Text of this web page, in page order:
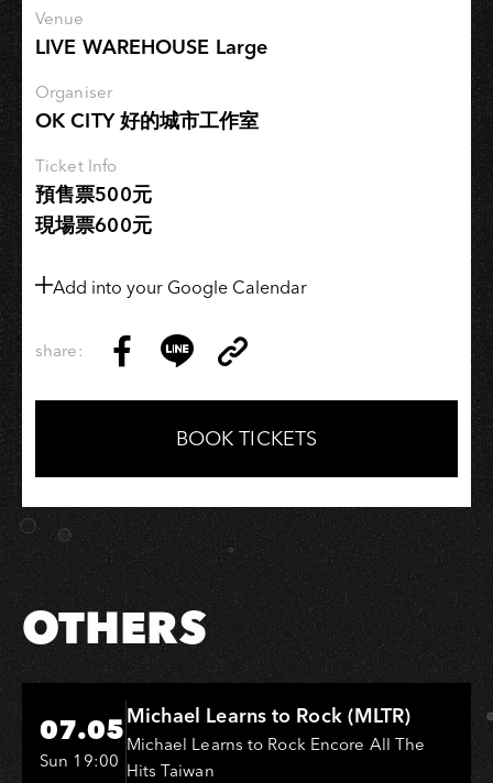
Venue
LIVE WAREHOUSE Large
Organiser
OK CITY 好的城市工作室
Ticket Info
預售票500元
現場票600元
Add into your Google Calendar
share:
on
Facebook
on
LINE
Link
Copy
BOOK TICKETS
OTHERS
Hi-Ing Music Hall
07.05
Sun 19:00
Michael Learns to Rock (MLTR)
Michael Learns to Rock Encore All The
Hits Taiwan